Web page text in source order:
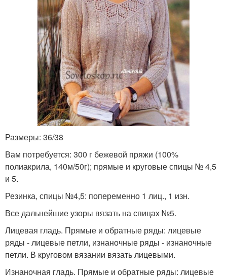
Размеры: 36/38
Вам потребуется: 300 г бежевой пряжи (100%
полиакрила, 140м/50г); прямые и круговые спицы № 4,5
и 5.
Резинка, спицы №4,5: попеременно 1 лиц., 1 изн.
Все дальнейшие узоры вязать на спицах №5.
Лицевая гладь. Прямые и обратные ряды: лицевые
ряды - лицевые петли, из­наночные ряды - изнаночные
петли. В кру­говом вязании вязать лицевыми.
Изнаночная гладь. Прямые и обрат­ные ряды: лицевые